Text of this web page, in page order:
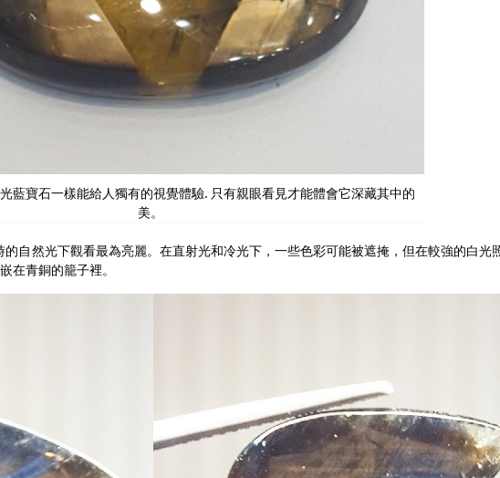
藍寶石一樣能給人獨有的視覺體驗. 只有親眼看見才能體會它深藏其中的
美。
自然光下觀看最為亮麗。在直射光和冷光下，一些色彩可能被遮掩，但在較強的白光
在青銅的籠子裡。